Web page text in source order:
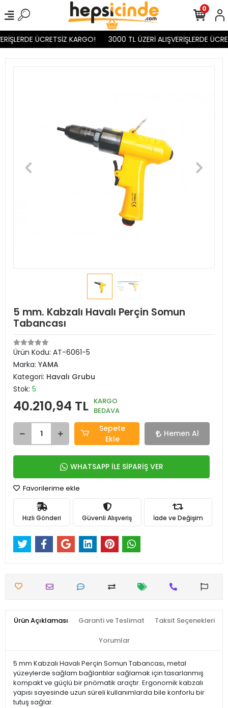
ÜCRETSİZ KARGO! 3000 TL ÜZERİ ALIŞVERİŞLERDE
0
5 mm. Kabzalı Havalı Perçin Somun
Tabancası
Ürün Kodu: AT-6061-5
Marka: YAMA
Kategori: Havalı Grubu
Stok: 5
40.210,94 TL KARGO
BEDAVA
Sepete
Ekle
Hemen Al
WHATSAPP İLE SİPARİŞ VER
Favorilerime ekle
Hızlı Gönderi Güvenli Alışveriş İade ve Değişim
Ürün Açıklaması Garanti ve Teslimat Taksit Seçenekleri
Yorumlar
5 mm Kabzalı Havalı Perçin Somun Tabancası, metal
yüzeylerde sağlam bağlantılar sağlamak için tasarlanmış
kompakt ve güçlü bir pnömatik araçtır. Ergonomik kabzalı
yapısı sayesinde uzun süreli kullanımlarda bile konforlu bir
tutuş sağlar.